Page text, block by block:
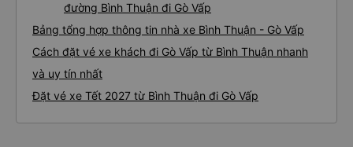
đường Bình Thuận đi Gò Vấp
Bảng tổng hợp thông tin nhà xe Bình Thuận - Gò Vấp
Cách đặt vé xe khách đi Gò Vấp từ Bình Thuận nhanh
và uy tín nhất
Đặt vé xe Tết 2027 từ Bình Thuận đi Gò Vấp